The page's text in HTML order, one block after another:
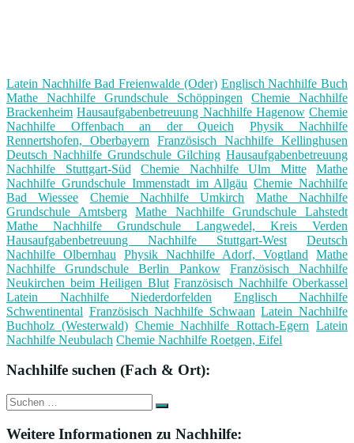
Latein Nachhilfe Bad Freienwalde (Oder) Englisch Nachhilfe Buch
Mathe Nachhilfe Grundschule Schöppingen
Chemie Nachhilfe
Brackenheim Hausaufgabenbetreuung Nachhilfe Hagenow Chemie
Nachhilfe Offenbach an der Queich
Physik Nachhilfe
Rennertshofen, Oberbayern
Französisch Nachhilfe Kellinghusen
Deutsch Nachhilfe Grundschule Gilching Hausaufgabenbetreuung
Nachhilfe Stuttgart-Süd
Chemie Nachhilfe Ulm Mitte
Mathe
Nachhilfe Grundschule Immenstadt im Allgäu Chemie Nachhilfe
Bad Wiessee
Chemie Nachhilfe Umkirch
Mathe Nachhilfe
Grundschule Amtsberg
Mathe Nachhilfe Grundschule Lahstedt
Mathe Nachhilfe Grundschule Langwedel, Kreis Verden
Hausaufgabenbetreuung Nachhilfe Stuttgart-West
Deutsch
Nachhilfe Olbernhau
Physik Nachhilfe Adorf, Vogtland
Mathe
Nachhilfe Grundschule Berlin Pankow
Französisch Nachhilfe
Neukirchen beim Heiligen Blut Französisch Nachhilfe Oberkassel
Latein Nachhilfe Niederdorfelden
Englisch Nachhilfe
Schwentinental Französisch Nachhilfe Schwaan Latein Nachhilfe
Buchholz (Westerwald) Chemie Nachhilfe Rottach-Egern Latein
Nachhilfe Neubulach Chemie Nachhilfe Roetgen, Eifel
Nachhilfe suchen (Fach & Ort):
Suche
nach:
Suchen
Weitere Informationen zu Nachhilfe: